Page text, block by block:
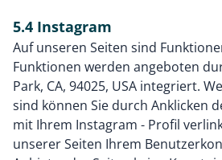
5.4 Instagram
Auf unseren Seiten sind
Funktionen werden angeboten
Park, CA, 94025, USA integriert.
sind können Sie durch Anklicken
mit Ihrem Instagram - Profil
unserer Seiten Ihrem